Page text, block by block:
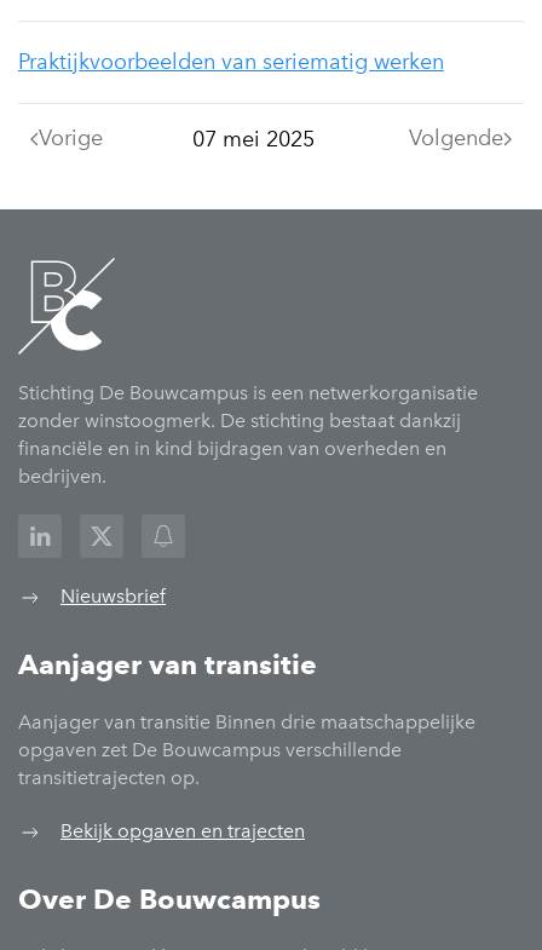
Praktijkvoorbeelden van seriematig werken
Vorige Volgende
07 mei 2025
Stichting De Bouwcampus is een netwerkorganisatie
zonder winstoogmerk. De stichting bestaat dankzij
financiële en in kind bijdragen van overheden en
bedrijven.
Nieuwsbrief
Aanjager van transitie
Aanjager van transitie Binnen drie maatschappelijke
opgaven zet De Bouwcampus verschillende
transitietrajecten op.
Bekijk opgaven en trajecten
Over De Bouwcampus